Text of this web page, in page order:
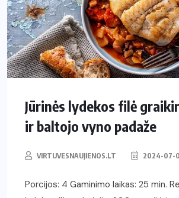
Jūrinės lydekos filė
ir baltojo vyno padaže
VIRTUVESNAUJIENOS.LT 2024-07-
Porcijos: 4 Gaminimo laikas: 25 min.